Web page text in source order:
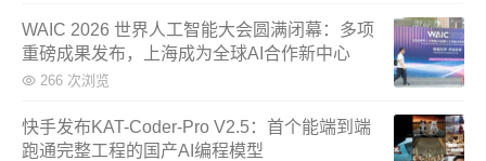
WAIC 2026 世界人工智能大会圆满闭幕：多项
重磅成果发布，上海成为全球AI合作新中心
266 次浏览
快手发布KAT-Coder-Pro V2.5：首个能端到端
跑通完整工程的国产AI编程模型